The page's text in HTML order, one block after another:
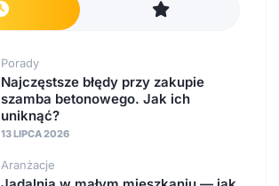
Porady
Najczęstsze błędy przy zakupie
szamba betonowego. Jak ich
uniknąć?
13 LIPCA 2026
Aranżacje